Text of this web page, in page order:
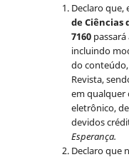
Declaro que,
de Ciências
7160passará
incluindo
do
Revista,
em qualquer
eletrônico,
devidos
Esperança.
Declaro que